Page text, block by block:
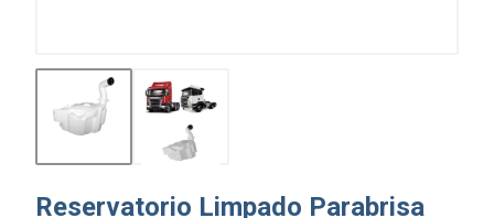
Reservatorio Limpado Parabrisa